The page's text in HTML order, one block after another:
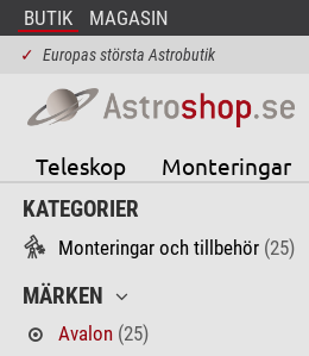
BUTIK MAGASIN
✓ Europas största Astrobutik
Teleskop Monteringar
KATEGORIER
Monteringar och tillbehör (25)
MÄRKEN
Avalon (25)